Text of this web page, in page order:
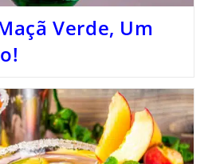
Verde, Um